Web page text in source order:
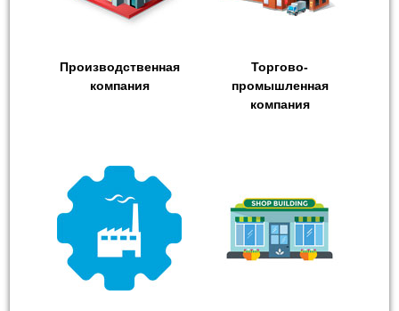
Производственная
компания
Торгово-
промышленная
компания